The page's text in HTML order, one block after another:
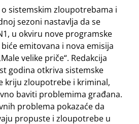
sistemskim zloupotrebama i
sezoni nastavlja da se
u okviru nove programske
emitovana i nova emisija
velike priče“. Redakcija
godina otkriva sistemske
kriju zloupotrebe i kriminal,
baviti problemima građana.
problema pokazaće da
propuste i zloupotrebe u